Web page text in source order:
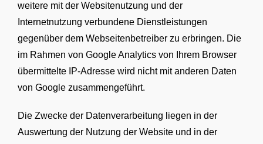
weitere mit der Websitenutzung und der
Internetnutzung verbundene Dienstleistungen
gegenüber dem Webseitenbetreiber zu erbringen. Die
im Rahmen von Google Analytics von Ihrem Browser
übermittelte IP-Adresse wird nicht mit anderen Daten
von Google zusammengeführt.
Die Zwecke der Datenverarbeitung liegen in der
Auswertung der Nutzung der Website und in der